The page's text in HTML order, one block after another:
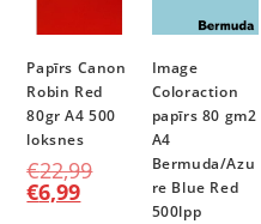
Papīrs Canon
Robin Red
80gr A4 500
loksnes
€22,99
€6,99
Image
Coloraction
papīrs 80 gm2
A4
Bermuda/Azu
re Blue Red
500lpp